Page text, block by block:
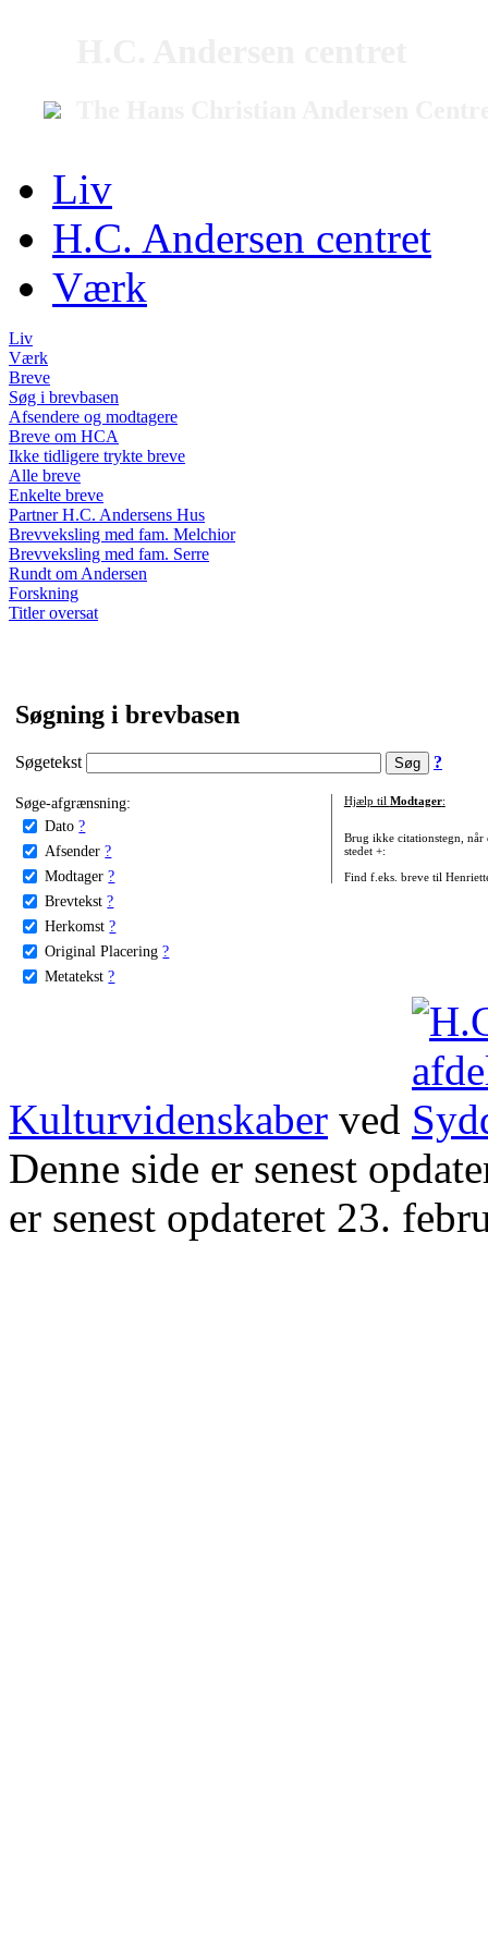
Liv
H.C. Andersen centret
Værk
Liv
Værk
Breve
Søg i brevbasen
Afsendere og modtagere
Breve om HCA
Ikke tidligere trykte breve
Alle breve
Enkelte breve
Partner H.C. Andersens Hus
Brevveksling med fam. Melchior
Brevveksling med fam. Serre
Rundt om Andersen
Forskning
Titler oversat
Søgning i brevbasen
Søgetekst ?
Søge-afgrænsning:
Dato ?
Afsender ?
Modtager ?
Brevtekst ?
Herkomst ?
Original Placering ?
Metatekst ?
Hjælp til Modtager:
Brug ikke citationstegn, når
stedet +:
Find f.eks. breve til
Kulturvidenskaber ved
Denne side er senest
er senest opdateret 23.